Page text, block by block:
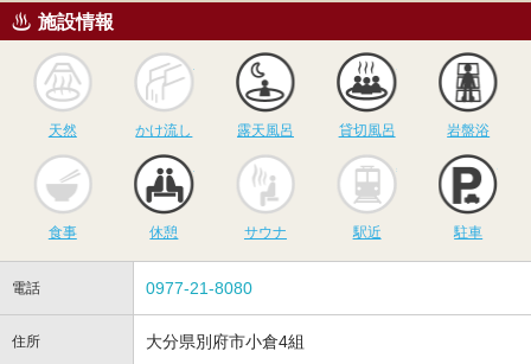
施設情報
天然
かけ流し
かけ流し
露天風呂
露天風呂
貸切風呂
貸切風呂 岩盤浴
食事 休憩
サウナ
サウナ 駅近 駐車
電話 0977-21-8080
住所 大分県別府市小倉4組